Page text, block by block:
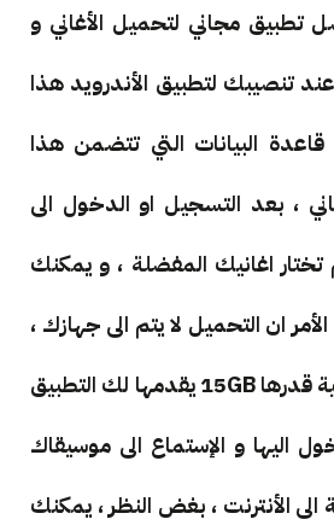
تطبيق مجاني لتحميل الأغاني و
تنصيبك لتطبيق الأندرويد هذا
البيانات التي تتضمن هذا
، بعد التسجيل او الدخول الى
اغانيك المفضلة ، و يمكنك
ان التحميل لا يتم الى جهازك ،
بل الى مساحة تخزينية قدرها 15GB يقدمها لك التطبيق
اليها و الإستماع الى موسيقاك
الأنترنت ، بغض النظر ، يمكنك